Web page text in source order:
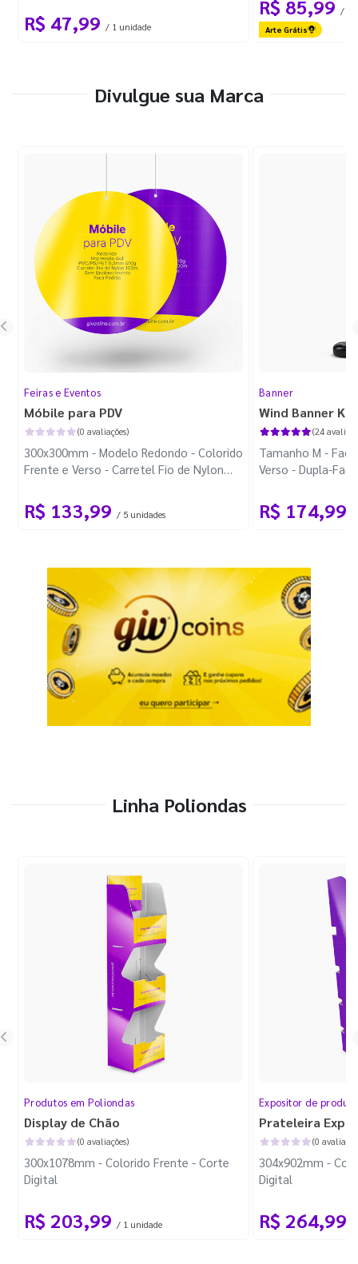
R$ 47,99 / 1 unidade
R$ 85,99 / 1
Arte Grátis
Divulgue sua Marca
Feiras e Eventos
Móbile para PDV
(0 avaliações)
300x300mm - Modelo Redondo - Colorido
Frente e Verso - Carretel Fio de Nylon
R$ 133,99 / 5 unidades
Banner
Wind Banner
(24
Tamanho M -
Verso - Dupla-
R$ 174,99
Linha Poliondas
Produtos em Poliondas
Display de Chão
(0 avaliações)
300x1078mm - Colorido Frente - Corte
Digital
R$ 203,99 / 1 unidade
Expositor de
Prateleira
(0
304x902mm -
Digital
R$ 264,99